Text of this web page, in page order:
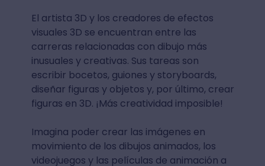
El artista 3D y los creadores de efectos
visuales 3D se encuentran entre las
carreras relacionadas con dibujo más
inusuales y creativas. Sus tareas son
escribir bocetos, guiones y storyboards,
diseñar figuras y objetos y, por último, crear
figuras en 3D. ¡Más creatividad imposible!
Imagina poder crear las imágenes en
movimiento de los dibujos animados, los
videojuegos y las películas de animación a